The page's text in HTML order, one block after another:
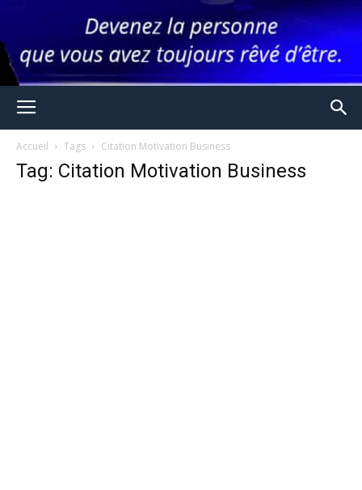
Accueil Tags Citation Motivation Business
Tag: Citation Motivation Business